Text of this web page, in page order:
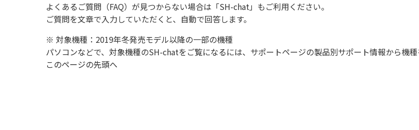
よくあるご質問（FAQ）が見つからない場合は「SH-chat」もご利用ください。
ご質問を文章で入力していただくと、自動で回答します。
※ 対象機種：2019年冬発売モデル以降の一部の機種
パソコンなどで、対象機種のSH-chatをご覧になるには、サポートページの製品別サポート情報から機種
このページの先頭へ